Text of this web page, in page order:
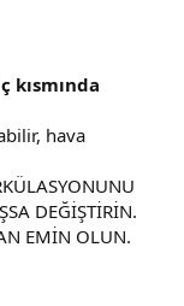
hava
DEĞİŞTİRİN.
EMİN OLUN.